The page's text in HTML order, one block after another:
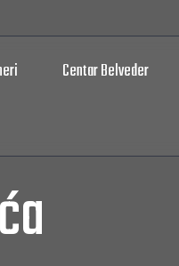
Centar Belveder